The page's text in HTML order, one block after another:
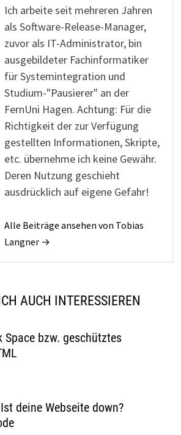
Ich arbeite seit mehreren Jahren
als Software-Release-Manager,
zuvor als IT-Administrator, bin
ausgebildeter Fachinformatiker
für Systemintegration und
Studium-"Pausierer" an der
FernUni Hagen. Achtung: Für die
Richtigkeit der zur Verfügung
gestellten Informationen, Skripte,
etc. übernehme ich keine Gewähr.
Deren Nutzung geschieht
ausdrücklich auf eigene Gefahr!
Alle Beiträge ansehen von Tobias
Langner →
AUCH INTERESSIEREN
Space bzw. geschütztes
deine Webseite down?